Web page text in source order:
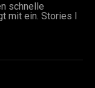
schnelle
mit ein. Stories I